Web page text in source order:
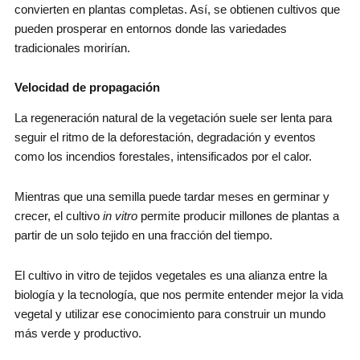
convierten en plantas completas. Así, se obtienen cultivos que
pueden prosperar en entornos donde las variedades
tradicionales morirían.
Velocidad de propagación
La regeneración natural de la vegetación suele ser lenta para
seguir el ritmo de la deforestación, degradación y eventos
como los incendios forestales, intensificados por el calor.
Mientras que una semilla puede tardar meses en germinar y
crecer, el cultivoin vitropermite producir millones de plantas a
partir de un solo tejido en una fracción del tiempo.
El cultivo in vitro de tejidos vegetales es una alianza entre la
biología y la tecnología, que nos permite entender mejor la vida
vegetal y utilizar ese conocimiento para construir un mundo
más verde y productivo.